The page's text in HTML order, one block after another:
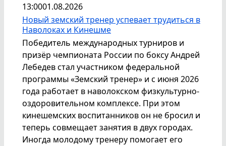
13:0001.08.2026
Новый земский тренер успевает трудиться в
Наволоках и Кинешме
Победитель международных турниров и
призёр чемпионата России по боксу Андрей
Лебедев стал участником федеральной
программы «Земский тренер» и с июня 2026
года работает в наволокском физкультурно-
оздоровительном комплексе. При этом
кинешемских воспитанников он не бросил и
теперь совмещает занятия в двух городах.
Иногда молодому тренеру помогает его